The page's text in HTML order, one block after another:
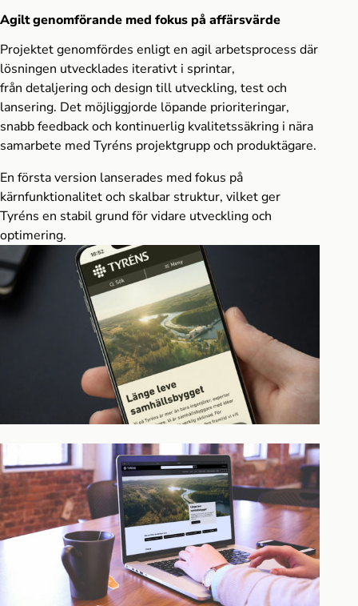
Agilt genomförande med fokus på affärsvärde
Projektet genomfördes enligt en agil arbetsprocess där
lösningen utvecklades iterativt i sprintar,
från detaljering och design till utveckling, test och
lansering. Det möjliggjorde löpande prioriteringar,
snabb feedback och kontinuerlig kvalitetssäkring i nära
samarbete med Tyréns projektgrupp och produktägare.
En första version lanserades med fokus på
kärnfunktionalitet och skalbar struktur, vilket ger
Tyréns en stabil grund för vidare utveckling och
optimering.